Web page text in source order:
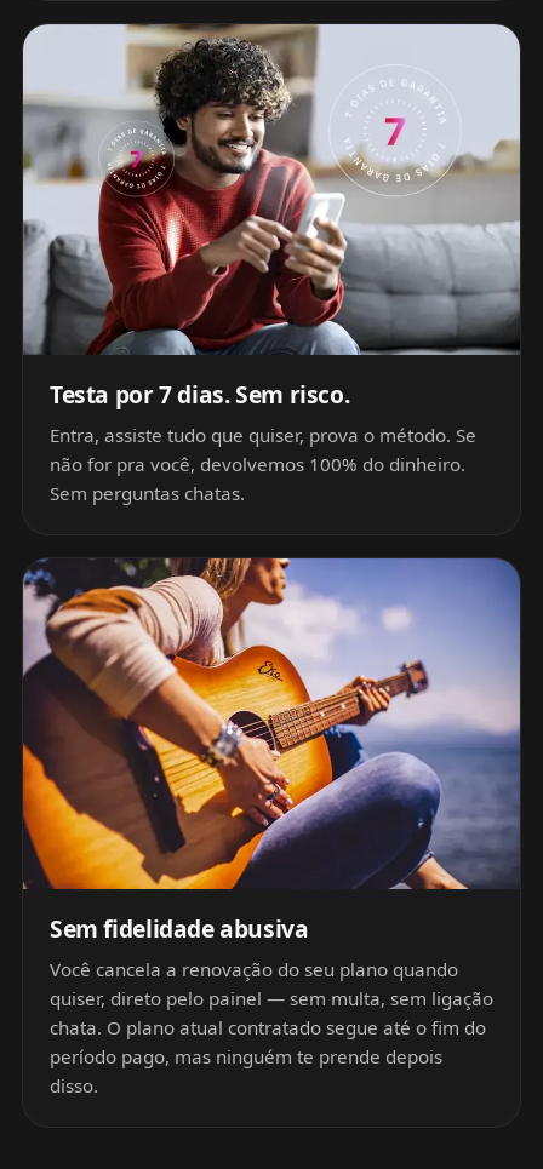
Testa por 7 dias. Sem risco.
Entra, assiste tudo que quiser, prova o método. Se
não for pra você, devolvemos 100% do dinheiro.
Sem perguntas chatas.
Sem fidelidade abusiva
Você cancela a renovação do seu plano quando
quiser, direto pelo painel — sem multa, sem ligação
chata. O plano atual contratado segue até o fim do
período pago, mas ninguém te prende depois
disso.